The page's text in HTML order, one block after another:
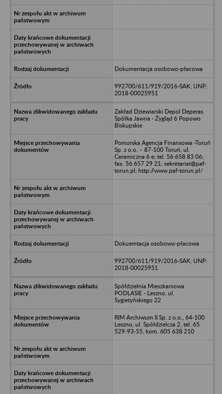
Dokumentacja osobowo-płacowa
992700/611/919/2016-SAK; UNP:
2018-00025951
Zakład Dziewiarski Depol Deperas
Spółka Jawna - Żygląd 6 Popowo
Biskupskie
Pomorska Agencja Finansowa -Toruń
Sp. z o.o. – 87-100 Toruń, ul.
Ceramiczna 6 e; tel. 56 658 83 06;
fax. 56 657 29 21; sekretariat@paf-
torun.pl; http://www.paf-torun.pl/
Dokuemtacja osobowo-płacowa
992700/611/919/2016-SAK; UNP:
2018-00025951
Spółdzielnia Mieszkaniowa
PODLASIE - Leszno, ul.
Sygietyńskiego 22
RIM Archiwum II Sp. z o.o., 64-100
Leszno, ul. Spółdzielcza 2, tel. 65
529-93-55, kom. 605 638 210